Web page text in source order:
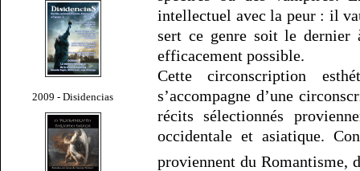
2009 - Disidencias
intellectuel avec la peur : il
sert ce genre soit le
efficacement possible.
Cette circonscription
s’accompagne d’une
récits sélectionnés
occidentale et asiatique.
proviennent du